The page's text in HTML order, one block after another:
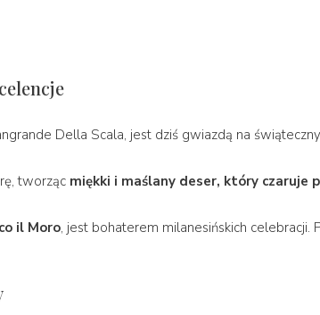
Della Scala, jest dziś gwiazdą na
tworząc miękki i maślany deser, który czaruje
il Moro, jest bohaterem milanesińskich celebracji.